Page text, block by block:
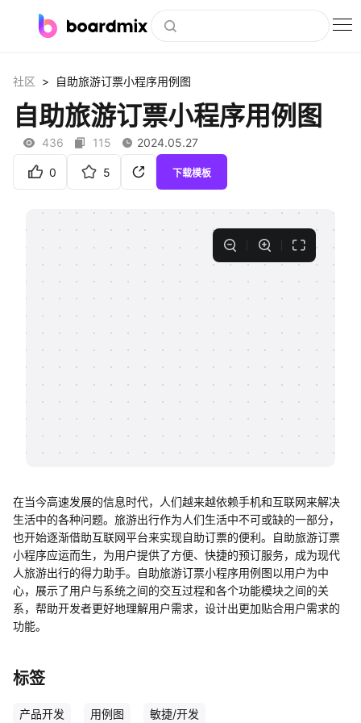
社区资源
下载
私有化部署
支持
帮助中心
社区 > 自助旅游订票小程序用例图
自助旅游订票小程序用例图
436 115 2024.05.27
0 5 下载模板
在当今高速发展的信息时代，人们越来越依赖手机和互联网来解决
生活中的各种问题。旅游出行作为人们生活中不可或缺的一部分，
也开始逐渐借助互联网平台来实现自助订票的便利。自助旅游订票
小程序应运而生，为用户提供了方便、快捷的预订服务，成为现代
人旅游出行的得力助手。自助旅游订票小程序用例图以用户为中
心，展示了用户与系统之间的交互过程和各个功能模块之间的关
系，帮助开发者更好地理解用户需求，设计出更加贴合用户需求的
功能。
标签
产品开发 用例图 敏捷/开发